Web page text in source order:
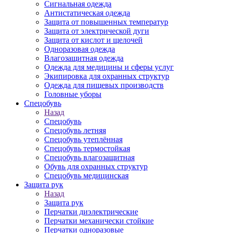
Сигнальная одежда
Антистатическая одежда
Защита от повышенных температур
Защита от электрической дуги
Защита от кислот и щелочей
Одноразовая одежда
Влагозащитная одежда
Одежда для медицины и сферы услуг
Экипировка для охранных структур
Одежда для пищевых производств
Головные уборы
Спецобувь
Назад
Спецобувь
Спецобувь летняя
Спецобувь утеплённая
Спецобувь термостойкая
Спецобувь влагозащитная
Обувь для охранных структур
Спецобувь медицинская
Защита рук
Назад
Защита рук
Перчатки диэлектрические
Перчатки механически стойкие
Перчатки одноразовые